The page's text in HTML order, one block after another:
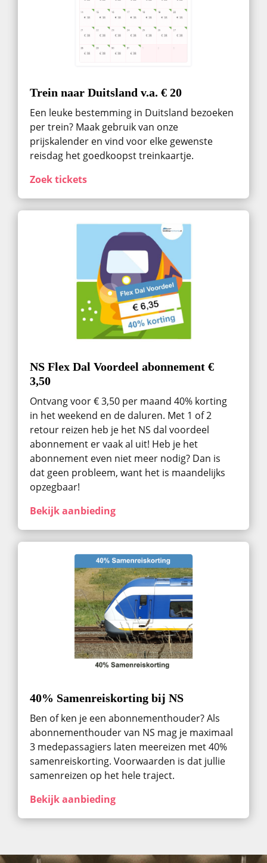
Trein naar Duitsland v.a. € 20
Een leuke bestemming in Duitsland bezoeken
per trein? Maak gebruik van onze
prijskalender en vind voor elke gewenste
reisdag het goedkoopst treinkaartje.
Zoek tickets
NS Flex Dal Voordeel abonnement €
3,50
Ontvang voor € 3,50 per maand 40% korting
in het weekend en de daluren. Met 1 of 2
retour reizen heb je het NS dal voordeel
abonnement er vaak al uit! Heb je het
abonnement even niet meer nodig? Dan is
dat geen probleem, want het is maandelijks
opzegbaar!
Bekijk aanbieding
40% Samenreiskorting bij NS
Ben of ken je een abonnementhouder? Als
abonnementhouder van NS mag je maximaal
3 medepassagiers laten meereizen met 40%
samenreiskorting. Voorwaarden is dat jullie
samenreizen op het hele traject.
Bekijk aanbieding